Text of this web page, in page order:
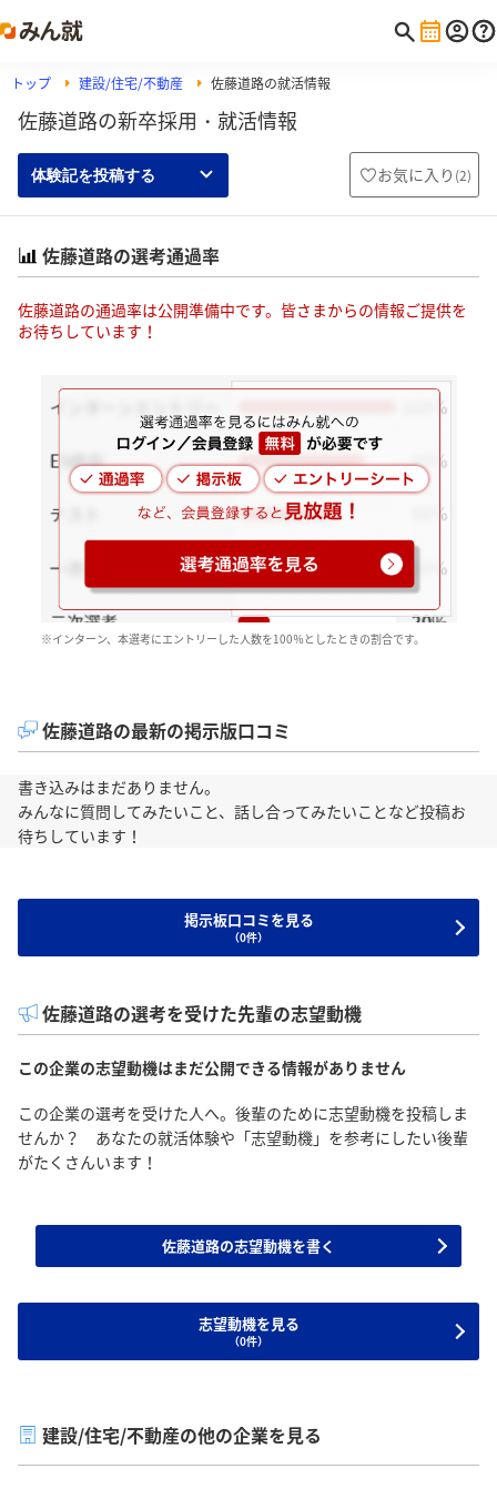
トップ 建設/住宅/不動産 佐藤道路の就活情報
佐藤道路の新卒採用・就活情報
体験記を投稿する お気に入り (2)
佐藤道路の選考通過率
佐藤道路の通過率は公開準備中です。皆さまからの情報ご提供を
お待ちしています！
※インターン、本選考にエントリーした人数を100％としたときの割合です。
佐藤道路の最新の掲示版口コミ
書き込みはまだありません。
みんなに質問してみたいこと、話し合ってみたいことなど投稿お
待ちしています！
掲示板口コミを見る
（0件）
佐藤道路の選考を受けた先輩の志望動機
この企業の志望動機はまだ公開できる情報がありません
この企業の選考を受けた人へ。後輩のために志望動機を投稿しま
せんか？ あなたの就活体験や「志望動機」を参考にしたい後輩
がたくさんいます！
佐藤道路の志望動機を書く
志望動機を見る
（0件）
建設/住宅/不動産の他の企業を見る